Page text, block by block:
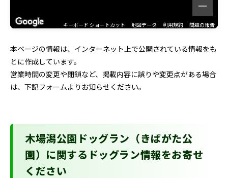
キーボード ショートカット 地図データ 利用規約 問題の報告
本ページの情報は、インターネット上で公開されている情報をも
とに作成しています。
営業時間の変更や閉鎖など、掲載内容に誤りや変更点がある場合
は、下記フォームよりお知らせください。
木場潟公園ドッグラン（きばがた公
園）に関するドッグラン情報をお寄せ
ください